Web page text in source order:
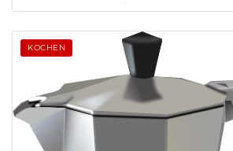
KOCHEN